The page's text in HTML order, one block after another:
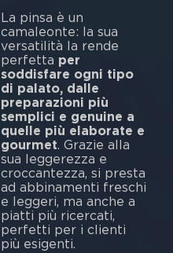
La pinsa è un
camaleonte: la sua
versatilità la rende
perfetta per
soddisfare ogni tipo
di palato, dalle
preparazioni più
semplici e genuine a
quelle più elaborate e
gourmet. Grazie alla
sua leggerezza e
croccantezza, si presta
ad abbinamenti freschi
e leggeri, ma anche a
piatti più ricercati,
perfetti per i clienti
più esigenti.